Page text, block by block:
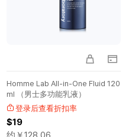
Homme Lab All-in-One Fluid 120
ml （男士多功能乳液）
登录后查看折扣率
$19